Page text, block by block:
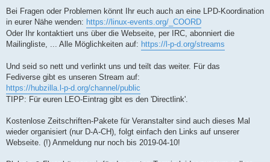
Bei Fragen oder Problemen könnt Ihr euch auch an eine LPD-Koordination
in eurer Nähe wenden: https://linux-events.org/_COORD
Oder Ihr kontaktiert uns über die Webseite, per IRC, abonniert die
Mailingliste, ... Alle Möglichkeiten auf: https://l-p-d.org/streams
Und seid so nett und verlinkt uns und teilt das weiter. Für das
Fediverse gibt es unseren Stream auf:
https://hubzilla.l-p-d.org/channel/public
TIPP: Für euren LEO-Eintrag gibt es den 'Directlink'.
Kostenlose Zeitschriften-Pakete für Veranstalter sind auch dieses Mal
wieder organisiert (nur D-A-CH), folgt einfach den Links auf unserer
Webseite. (!) Anmeldung nur noch bis 2019-04-10!